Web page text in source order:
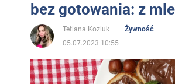
bez gotowania: z
Tetiana Koziuk
Żywność
05.07.2023 10:55